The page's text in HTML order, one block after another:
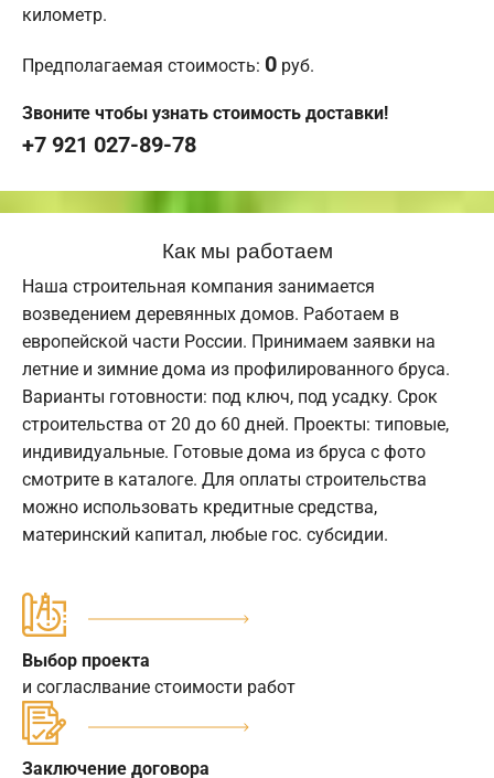
километр.
Предполагаемая стоимость: 0 руб.
Звоните чтобы узнать стоимость доставки!
+7 921 027-89-78
Как мы работаем
Наша строительная компания занимается
возведением деревянных домов. Работаем в
европейской части России. Принимаем заявки на
летние и зимние дома из профилированного бруса.
Варианты готовности: под ключ, под усадку. Срок
строительства от 20 до 60 дней. Проекты: типовые,
индивидуальные. Готовые дома из бруса с фото
смотрите в каталоге. Для оплаты строительства
можно использовать кредитные средства,
материнский капитал, любые гос. субсидии.
Выбор проекта
и согласлвание стоимости работ
Заключение договора